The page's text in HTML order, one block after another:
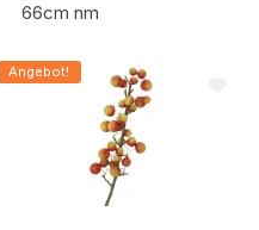
66cm nm
Artikelcode:
Angebot!